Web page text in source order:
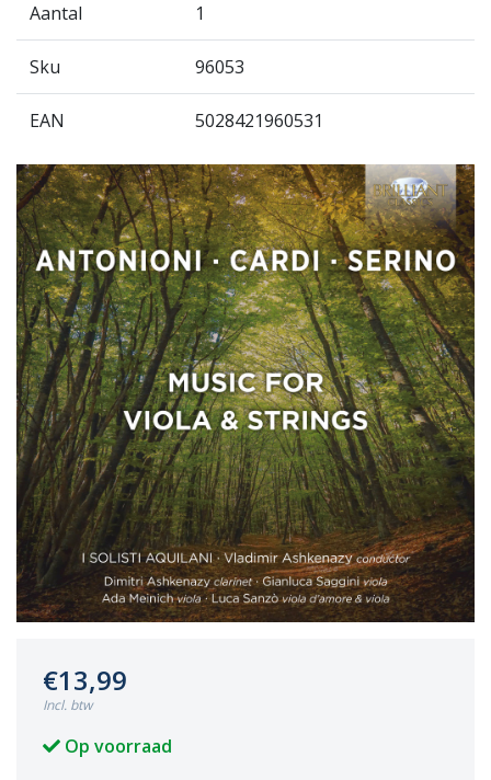
Aantal 1
Sku 96053
EAN 5028421960531
€13,99
Incl. btw
Op voorraad